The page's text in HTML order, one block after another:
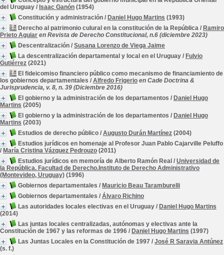
del Uruguay / Isaac Ganón (1954)
Constitución y administración / Daniel Hugo Martins (1993)
Derecho al patrimonio culural en la constitución de la República / Ramiro
Prieto Aguiar en Revista de Derecho Constitucional, n.6 (diciembre 2023)
Descentralización / Susana Lorenzo de Viega Jaime
La descentralización departamental y local en el Uruguay / Fulvio
Gutiérrez (2021)
El fideicomiso financiero público como mecanismo de financiamiento de
los gobiernos departamentales / Alfredo Frigerio en Cade Doctrina &
Jurisprudencia, v. 8, n. 39 (Diciembre 2016)
El gobierno y la administración de los departamentos / Daniel Hugo
Martins (2005)
El gobierno y la administración de los departamentos / Daniel Hugo
Martins (2003)
Estudios de derecho público / Augusto Durán Martínez (2004)
Estudios jurídicos en homenaje al Profesor Juan Pablo Cajarville Peluffo
/ María Cristina Vázquez Pedrouzo (2011)
Estudios jurídicos en memoría de Alberto Ramón Real / Universidad de
la República. Facultad de Derecho.Instituto de Derecho Administrativo
(Montevideo, Uruguay) (1996)
Gobiernos departamentales / Mauricio Beau Taramburelli
Gobiernos departamentales / Álvaro Richino
Las autoridades locales electivas en el Uruguay / Daniel Hugo Martins
(2014)
Las juntas locales centralizadas, autónomas y electivas ante la
Constitución de 1967 y las reformas de 1996 / Daniel Hugo Martins (1997)
Las Juntas Locales en la Constitución de 1997 / José R Saravia Antúnez
(s. f.)